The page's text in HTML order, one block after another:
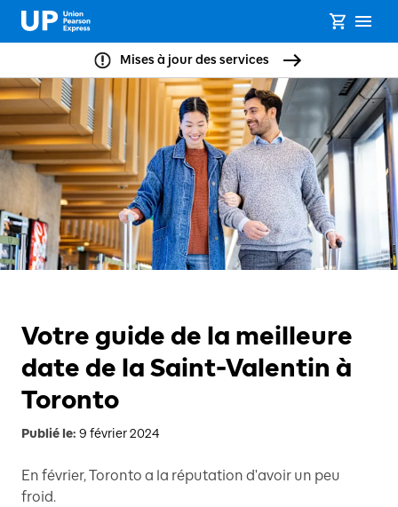
Mises à jour des services
Votre guide de la meilleure
date de la Saint-Valentin à
Toronto
Publié le: 9 février 2024
En février, Toronto a la réputation d'avoir un peu
froid.